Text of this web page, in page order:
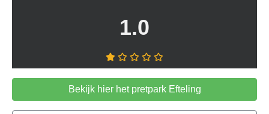
1.0
Bekijk hier het pretpark Efteling